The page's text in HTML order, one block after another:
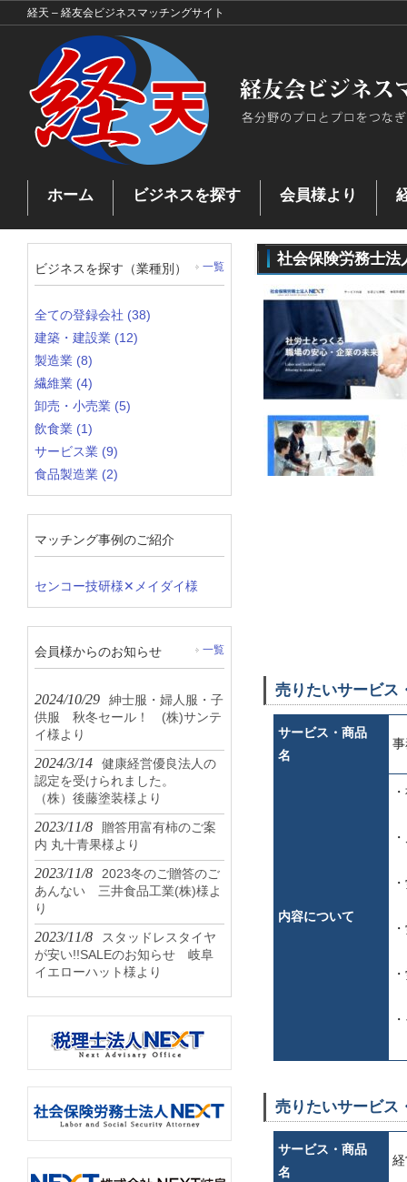
経天 – 経友会ビジネスマッチングサイト
お問い合わせ ビジネスを探す ビジネスマッチングとは
ホーム ビジネスを探す 会員様より
社会保険労務士
売りたいサービ
サービス・商品
名
内容について
売りたいサービ
サービス・商品
名
ビジネスを探す（業種別） 一覧
全ての登録会社 (38)
建築・建設業 (12)
製造業 (8)
繊維業 (4)
卸売・小売業 (5)
飲食業 (1)
サービス業 (9)
食品製造業 (2)
マッチング事例のご紹介
センコー技研様✕メイダイ様
会員様からのお知らせ 一覧
2024/10/29
紳士服・婦人服・子
供服 秋冬セール！ (株)サンテ
イ様より
2024/3/14
健康経営優良法人の
認定を受けられました。
（株）後藤塗装様より
2023/11/8
贈答用富有柿のご案
内 丸十青果様より
2023/11/8
2023冬のご贈答のご
あんない 三井食品工業(株)様よ
り
2023/11/8
スタッドレスタイヤ
が安い!!SALEのお知らせ 岐阜
イエローハット様より